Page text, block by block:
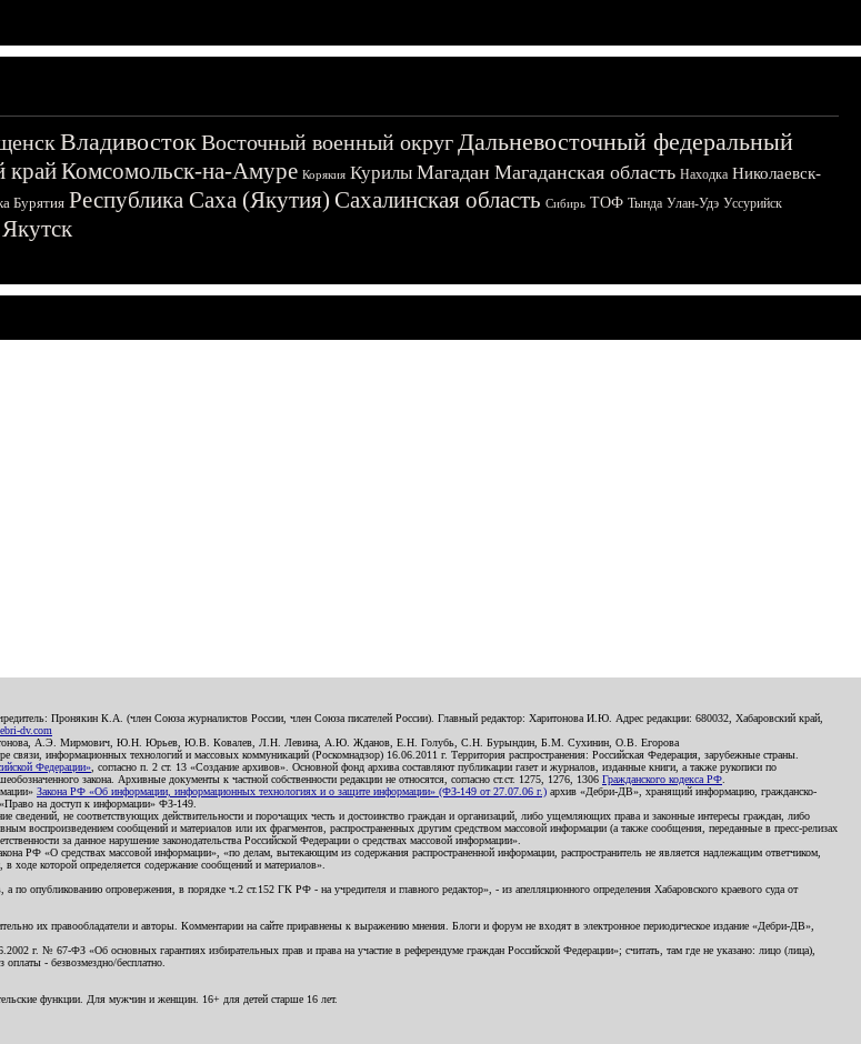
ВладивостокВосточный военный округДальневосточный федеральный
крайКомсомольск-на-Амуре Корякия Курилы Магадан Магаданская область Находка Николаевск-
Бурятия Республика Саха (Якутия) Сахалинская область Сибирь ТОФ Тында Улан-Удэ Уссурийск
Якутск
Пронякин К.А. (член Союза журналистов России, член Союза писателей России). Главный редактор: Харитонова И.Ю. Адрес редакции: 680032, Хабаровский край,
dv.com
А.Э. Мирмович, Ю.Н. Юрьев, Ю.В. Ковалев, Л.Н. Левина, А.Ю. Жданов, Е.Н. Голубь, С.Н. Бурындин, Б.М. Сухинин, О.В. Егорова
связи, информационных технологий и массовых коммуникаций (Роскомнадзор) 16.06.2011 г. Территория распространения: Российская Федерация, зарубежные страны.
Федерации» , согласно п. 2 ст. 13 «Создание архивов». Основной фонд архива составляют публикации газет и журналов, изданные книги, а также рукописи по
закона. Архивные документы к частной собственности редакции не относятся, согласно ст.ст. 1275, 1276, 1306 Гражданского кодекса РФ
Закона РФ «Об информации, информационных технологиях и о защите информации» (ФЗ-149 от 27.07.06 г.) архив «Дебри-ДВ», хранящий информацию, гражданско-
«Право на доступ к информации» ФЗ-149.
не соответствующих действительности и порочащих честь и достоинство граждан и организаций, либо ущемляющих права и законные интересы граждан, либо
воспроизведением сообщений и материалов или их фрагментов, распространенных другим средством массовой информации (а также сообщения, переданные в пресс-релизах
за данное нарушение законодательства Российской Федерации о средствах массовой информации».
РФ «О средствах массовой информации», «по делам, вытекающим из содержания распространенной информации, распространитель не является надлежащим ответчиком,
ходе которой определяется содержание сообщений и материалов».
опубликованию опровержения, в порядке ч.2 ст.152 ГК РФ - на учредителя и главного редактор», - из апелляционного определения Хабаровского краевого суда от
их правообладатели и авторы. Комментарии на сайте приравнены к выражению мнения. Блоги и форум не входят в электронное периодическое издание «Дебри-ДВ»,
г. № 67-ФЗ «Об основных гарантиях избирательных прав и права на участие в референдуме граждан Российской Федерации»; считать, там где не указано: лицо (лица),
- безвозмездно/бесплатно.
функции. Для мужчин и женщин. 16+ для детей старше 16 лет.